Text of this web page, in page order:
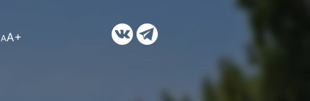
АA+ ×
ДОКУМЕНТЫ
Правовые акты и их экспертиза